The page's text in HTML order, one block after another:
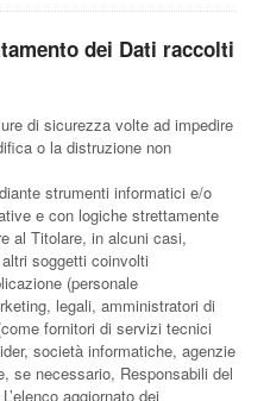
dei Dati raccolti
di sicurezza volte ad impedire
o la distruzione non
strumenti informatici e/o
e con logiche strettamente
al Titolare, in alcuni casi,
soggetti coinvolti
(personale
legali, amministratori di
fornitori di servizi tecnici
società informatiche, agenzie
se necessario, Responsabili del
aggiornato dei